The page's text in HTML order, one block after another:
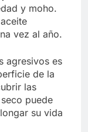
y moho.
vez al año.
agresivos es
de la
las
puede
su vida